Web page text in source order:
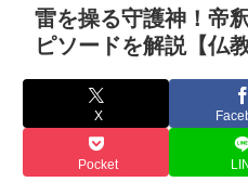
雷を操る守護神！帝
ピソードを解説【仏
X
Pocket